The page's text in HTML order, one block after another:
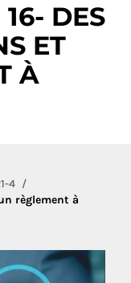
DES
ET
À
4
règlement à